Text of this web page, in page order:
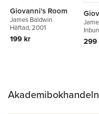
Giovanni's Room
James Baldwin
Häftad, 2001
199 kr 299
Akademibokhandeln